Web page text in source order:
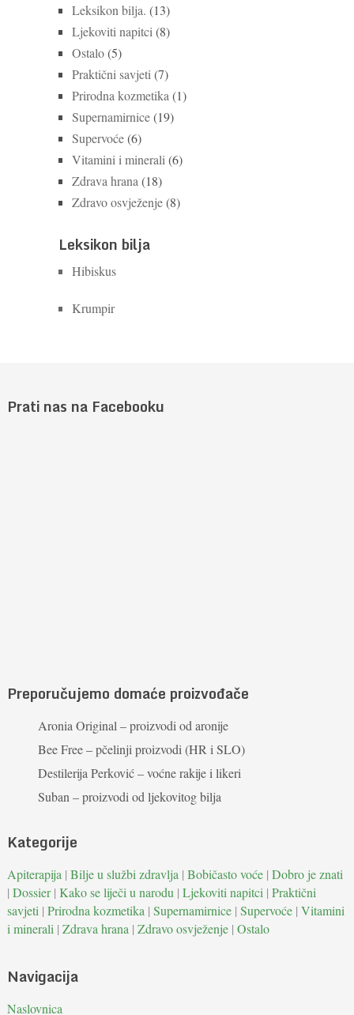
Leksikon bilja. (13)
Ljekoviti napitci (8)
Ostalo(5)
Praktični savjeti (7)
Prirodna kozmetika (1)
Supernamirnice(19)
Supervoće(6)
Vitamini i minerali (6)
Zdrava hrana (18)
Zdravo osvježenje(8)
Leksikon bilja
Hibiskus
Krumpir
Prati nas na Facebooku
Preporučujemo domaće proizvođače
Aronia Original – proizvodi od aronije
Bee Free – pčelinji proizvodi (HR i SLO)
Destilerija Perković – voćne rakije i likeri
Suban – proizvodi od ljekovitog bilja
Kategorije
Apiterapija | Bilje u službi zdravlja | Bobičasto voće| Dobro je znati
| Dossier| Kako se liječi u narodu | Ljekoviti napitci | Praktični
savjeti | Prirodna kozmetika | Supernamirnice| Supervoće| Vitamini
i minerali | Zdrava hrana | Zdravo osvježenje| Ostalo
Navigacija
Naslovnica